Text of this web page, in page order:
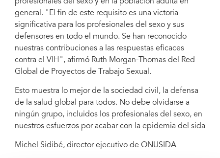
general. "El fin de este requisito es una victoria
significativa para los profesionales del sexo y sus
defensores en todo el mundo. Se han reconocido
nuestras contribuciones a las respuestas eficaces
contra el VIH", afirmó Ruth Morgan-Thomas del Red
Global de Proyectos de Trabajo Sexual.
Esto muestra lo mejor de la sociedad civil, la defensa
de la salud global para todos. No debe olvidarse a
ningún grupo, incluidos los profesionales del sexo, en
nuestros esfuerzos por acabar con la epidemia del sida
Michel Sidibé, director ejecutivo de ONUSIDA